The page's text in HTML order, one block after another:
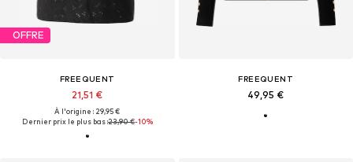
OFFRE
FREEQUENT
21,51 €
À l'origine : 29,95 €
Dernier prix le plus bas :23,90 €-10%
FREEQUENT
49,95 €